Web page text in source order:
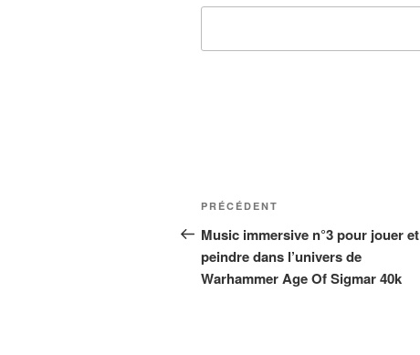
Navigation
de
l’article
Article
précédent
PRÉCÉDENT
Music immersive n°3 pour jouer et
peindre dans l’univers de
Warhammer Age Of Sigmar 40k